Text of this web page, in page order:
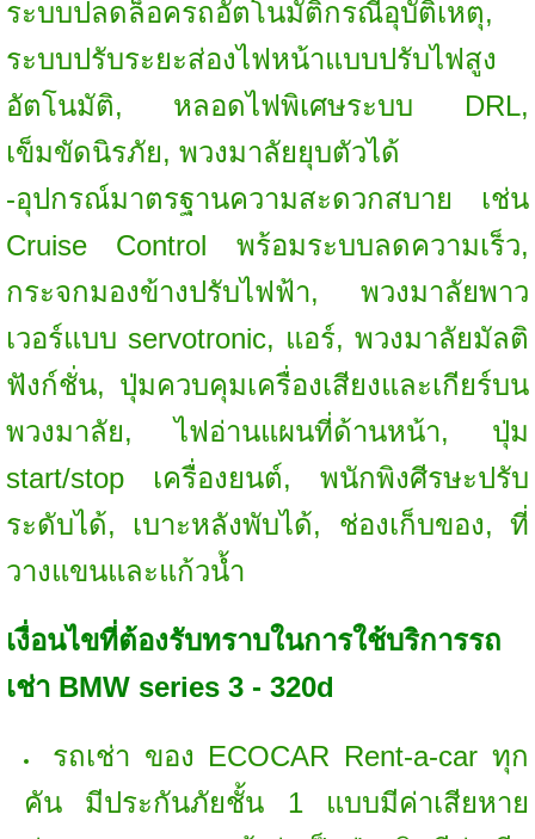
ระบบปลดล็อครถอัตโนมัติกรณีอุบัติเหตุ,
ระบบปรับระยะส่องไฟหน้าแบบปรับไฟสูง
อัตโนมัติ, หลอดไฟพิเศษระบบ DRL,
เข็มขัดนิรภัย, พวงมาลัยยุบตัวได้
-อุปกรณ์มาตรฐานความสะดวกสบาย เช่น
Cruise Control พร้อมระบบลดความเร็ว,
กระจกมองข้างปรับไฟฟ้า, พวงมาลัยพาว
เวอร์แบบ servotronic, แอร์, พวงมาลัยมัลติ
ฟังก์ชั่น, ปุ่มควบคุมเครื่องเสียงและเกียร์บน
พวงมาลัย, ไฟอ่านแผนที่ด้านหน้า, ปุ่ม
start/stop เครื่องยนต์, พนักพิงศีรษะปรับ
ระดับได้, เบาะหลังพับได้, ช่องเก็บของ, ที่
วางแขนและแก้วน้ำ
เงื่อนไขที่ต้องรับทราบในการใช้บริการรถ
เช่า BMW series 3 - 320d
รถเช่า ของ ECOCAR Rent-a-car ทุก
คัน มีประกันภัยชั้น 1 แบบมีค่าเสียหาย